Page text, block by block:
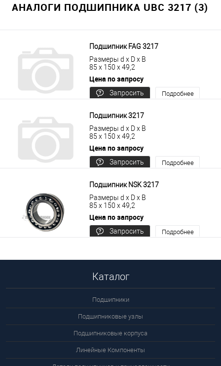
АНАЛОГИ ПОДШИПНИКА UBC 3217 (3)
Подшипник FAG 3217
Размеры d x D x B
85 x 150 x 49,2
Цена по запросу
Запросить
Подробнее
Подшипник 3217
Размеры d x D x B
85 x 150 x 49,2
Цена по запросу
Запросить
Подробнее
Подшипник NSK 3217
Размеры d x D x B
85 x 150 x 49,2
Цена по запросу
Запросить
Подробнее
Каталог
Подшипники
Подшипниковые узлы
Подшипниковые корпуса
Линейные Компоненты